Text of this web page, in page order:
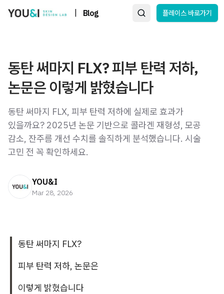
Blog 플레이스 바로가기
동탄 써마지 FLX? 피부 탄력 저하,
논문은 이렇게 밝혔습니다
동탄 써마지 FLX, 피부 탄력 저하에 실제로 효과가
있을까요? 2025년 논문 기반으로 콜라겐 재형성, 모공
감소, 잔주름 개선 수치를 솔직하게 분석했습니다. 시술
고민 전 꼭 확인하세요.
YOU&I
Mar 28, 2026
동탄 써마지 FLX?
피부 탄력 저하, 논문은
이렇게 밝혔습니다